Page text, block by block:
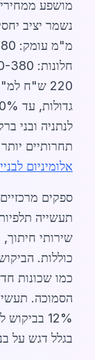
מושפע
220 ש"ח
לנתניה ובני
תחרותיים
אלומיניום
ספקים
תעשייה
שירותי
כוללות.
כמו שכונות
הסמוכה.
בגלל דגש על